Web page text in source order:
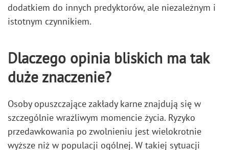
dodatkiem do innych predyktorów, ale niezależnym i
istotnym czynnikiem.
Dlaczego opinia bliskich ma tak
duże znaczenie?
Osoby opuszczające zakłady karne znajdują się w
szczególnie wrażliwym momencie życia. Ryzyko
przedawkowania po zwolnieniu jest wielokrotnie
wyższe niż w populacji ogólnej. W takiej sytuacji